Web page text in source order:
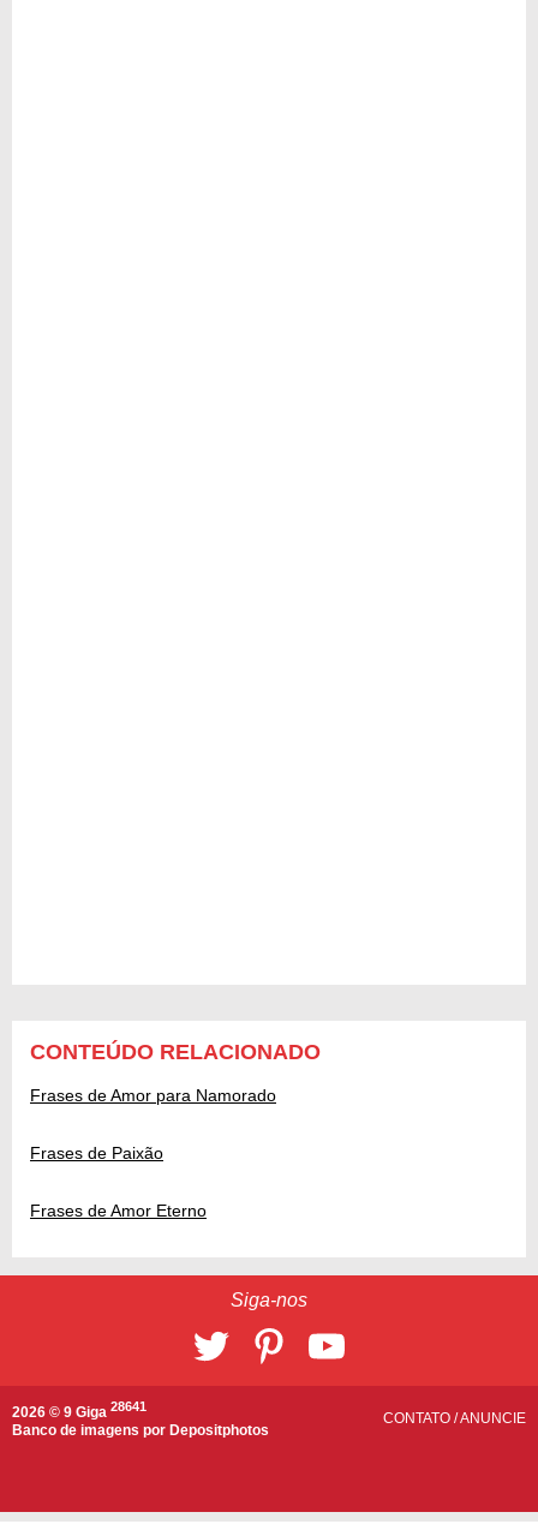
CONTEÚDO RELACIONADO
Frases de Amor para Namorado
Frases de Paixão
Frases de Amor Eterno
Siga-nos
2026 © 9 Giga 28641
Banco de imagens por Depositphotos
CONTATO /ANUNCIE